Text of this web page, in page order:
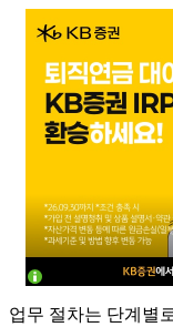
업무 절차는 단계별